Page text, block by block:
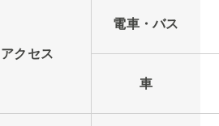
アクセス
電車・バス
車